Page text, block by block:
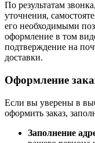
По результатам
уточнения,
его необходимыми
оформление в том
подтверждение на
доставки.
Оформление
Если вы уверены в
оформить заказ,
Заполнение